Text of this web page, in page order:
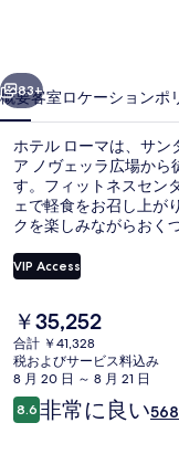
写
真
ギ
ャ
ラ
リ
83+
概要客室ロケーションポ
ホテル ローマは、サン
ア ノヴェッラ広場から
す。フィットネスセン
ェで軽食をお召し上が
クを楽しみながらおく
ます。旅行者は親切な
らは歩いてすぐ公共交
ム停留所までは 6 分です
VIP Access
現
在
の
料
金
は
￥35,252
合計 ￥41,328
税およびサービス料込み
8 月 20 日 ～ 8 月 21 日
口
コ
8.610段階中8.6
非常に良い